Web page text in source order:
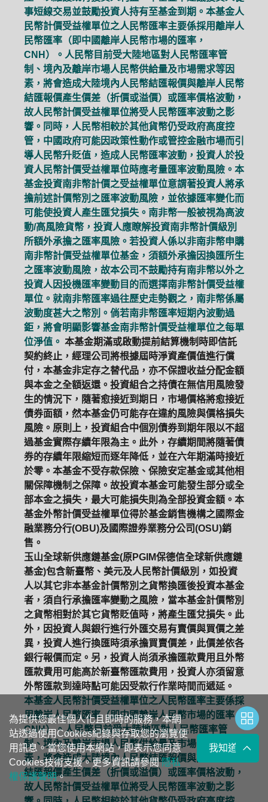
事短線交易並鼓勵投資人持有至基金到期。本基金人
民幣計價受益權單位之人民幣匯率主要係採用離岸人
民幣匯率（即中國離岸人民幣市場的匯率，
CNH）。人民幣目前受大陸地區對人民幣匯率管
制、境內及離岸市場人民幣供給量及市場需求等因
素，將會造成大陸境內人民幣結匯報價與離岸人民幣
結匯報價產生價差（折價或溢價）或匯率價格波動，
故人民幣計價受益權單位將受人民幣匯率波動之影
響。同時，人民幣相較於其他貨幣仍受政府高度控
管，中國政府可能因政策性動作或管控金融市場而引
導人民幣升貶值，造成人民幣匯率波動，投資人於投
資人民幣計價受益權單位時應考量匯率波動風險。本
基金投資南非幣計價之受益權單位意謂著投資人將承
擔前述計價幣別之匯率波動風險，並依據匯率變化而
可能使投資人產生匯兌損失。南非幣一般被視為高波
動/高風險貨幣，投資人應瞭解投資南非幣計價級別
所額外承擔之匯率風險。若投資人係以非南非幣申購
南非幣計價受益權單位基金，須額外承擔因換匯所生
之匯率波動風險，故本公司不鼓勵持有南非幣以外之
投資人因投機匯率變動目的而選擇南非幣計價受益權
單位。就南非幣匯率過往歷史走勢觀之，南非幣係屬
波動度甚大之幣別。倘若南非幣匯率短期內波動過
鉅，將會明顯影響基金南非幣計價受益權單位之每單
位淨值。 本基金期滿或啟動提前結算機制時即信託
契約終止，經理公司將根據屆時淨資產價值進行償
付，本基金非定存之替代品，亦不保證收益分配金額
與本金之全額返還。投資組合之持債在無信用風險發
生的情況下，隨著愈接近到期日，市場價格將愈接近
債券面額，然本基金仍可能存在違約風險與價格損失
風險。原則上，投資組合中個別債券到期年限以不超
過基金實際存續年限為主。此外，存續期間將隨著債
券的存續年限縮短而逐年降低，並在六年期滿時接近
於零。本基金不受存款保險、保險安定基金或其他相
關保障機制之保障。故投資本基金可能發生部分或全
部本金之損失，最大可能損失則為全部投資金額。本
基金外幣計價受益權單位得於基金銷售機構之國際金
融業務分行(OBU)及國際證券業務分公司(OSU)銷
售。
玉山全球新供應鏈基金(原PGIM保德信全球新供應鏈
基金)包含新臺幣、美元及人民幣計價級別，如投資
人以其它非本基金計價幣別之貨幣換匯後投資本基金
者，須自行承擔匯率變動之風險，當本基金計價幣別
之貨幣相對於其它貨幣貶值時，將產生匯兌損失。此
外，因投資人與銀行進行外匯交易有賣價與買價之差
異，投資人進行換匯時須承擔買賣價差，此價差依各
銀行報價而定。另，投資人尚須承擔匯款費用且外幣
匯款費用可能高於新臺幣匯款費用，投資人亦須留意
外幣匯款到達時點可能因受款行作業時間而遞延。
本基金人民幣計價受益權單位之人民幣匯率主要係採
用離岸人民幣匯率（即中國離岸人民幣市場的匯率，
CNH）。人民幣目前受大陸地區對人民幣匯率管
制、境內及離岸市場人民幣供給量及市場需求等因
素，將會造成大陸境內人民幣結匯報價與離岸人民幣
結匯報價產生價差（折價或溢價）或匯率價格波動，
故人民幣計價受益權單位將受人民幣匯率波動之影
為提供您最佳個人化且即時的服務，本網
站透過使用Cookies紀錄與存取您的瀏覽使
用訊息。當您使用本網站，即表示您同意
Cookies技術支援。更多資訊請參閱隱私
權保護聲明。
我知道了